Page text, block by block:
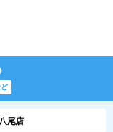
尾店